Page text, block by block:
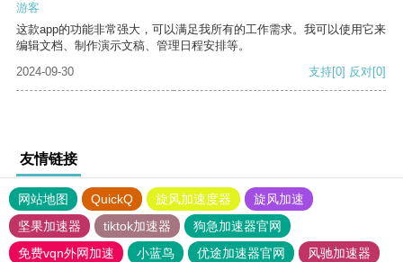
游客
这款app的功能非常强大，可以满足我所有的工作需求。我可以使用它来
编辑文档、制作演示文稿、管理日程安排等。
2024-09-30
支持[0] 反对[0]
友情链接
网站地图 QuickQ 旋风加速度器
旋风加速
坚果加速器
tiktok加速器
狗急加速器官网
免费vqn外网加速
小蓝鸟 优途加速器官网
风驰加速器